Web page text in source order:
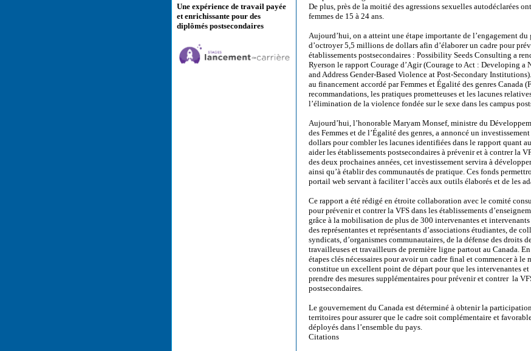
Une expérience de travail payée
et enrichissante pour des
diplômés postsecondaires
De plus, près de la moitié des agressions sexuelles autodéclarées
femmes de 15 à 24 ans.
Aujourd’hui, on a atteint une étape importante de l’engagement
d’octroyer 5,5 millions de dollars afin d’élaborer un cadre pour
établissements postsecondaires : Possibility Seeds Consulting a
Ryerson le rapport Courage d’Agir (Courage to Act : Developing a
and Address Gender-Based Violence at Post-Secondary
au financement accordé par Femmes et Égalité des genres Canada
recommandations, les pratiques prometteuses et les lacunes
l’élimination de la violence fondée sur le sexe dans les campus
Aujourd’hui, l’honorable Maryam Monsef, ministre du
des Femmes et de l’Égalité des genres, a annoncé un
dollars pour combler les lacunes identifiées dans le rapport quant
aider les établissements postsecondaires à prévenir et à contrer la
des deux prochaines années, cet investissement servira à
ainsi qu’à établir des communautés de pratique. Ces fonds
portail web servant à faciliter l’accès aux outils élaborés et de les
Ce rapport a été rédigé en étroite collaboration avec le comité
pour prévenir et contrer la VFS dans les établissements
grâce à la mobilisation de plus de 300 intervenantes et
des représentantes et représentants d’associations étudiantes, de
syndicats, d’organismes communautaires, de la défense des droits
travailleuses et travailleurs de première ligne partout au Canada.
étapes clés nécessaires pour avoir un cadre final et commencer à le
constitue un excellent point de départ pour que les intervenantes
prendre des mesures supplémentaires pour prévenir et contrer la
postsecondaires.
Le gouvernement du Canada est déterminé à obtenir la
territoires pour assurer que le cadre soit complémentaire et
déployés dans l’ensemble du pays.
Citations